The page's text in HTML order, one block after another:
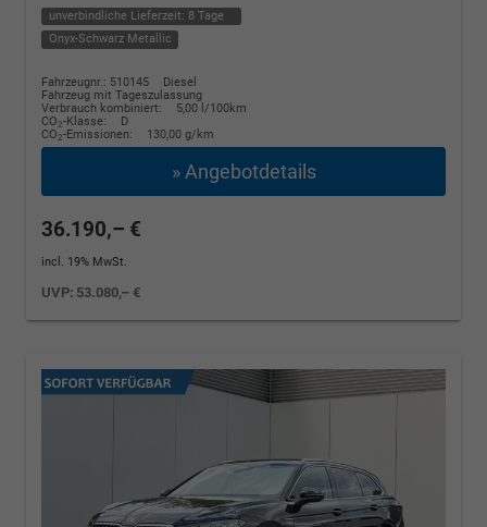
unverbindliche Lieferzeit: 8 Tage
Onyx-Schwarz Metallic
Fahrzeugnr.: 510145
Diesel
Fahrzeug mit Tageszulassung
Verbrauch kombiniert:
5,00 l/100km
CO2-Klasse:
D
CO2-Emissionen: 130,00 g/km
» Angebotdetails
36.190,– €
incl. 19% MwSt.
UVP: 53.080,– €